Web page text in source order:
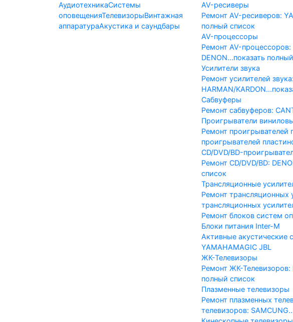
АудиотехникаСистемы
оповещенияТелевизорыВинтажная
аппаратураАкустика и саундбары
AV-ресиверы
Ремонт AV-реcиверов:
полный список
AV-процессоры
Ремонт AV-процессоров:
DENON...показать
Усилители звука
Ремонт усилителей
HARMAN/KARDON
Сабвуферы
Ремонт сабвуферов:
Проигрыватели
Ремонт проигрывателей
проигрывателей
CD/DVD/BD-
Ремонт CD/DVD/BD:
список
Трансляционные
Ремонт трансляционных
трансляционных
Ремонт блоков систем
Блоки питания Inter-M
Активные акустические
YAMAHAMAGIC JBL
ЖК-Телевизоры
Ремонт ЖК-Телевизоров:
полный список
Плазменные телевизоры
Ремонт плазменных
телевизоров: SAMCUNG